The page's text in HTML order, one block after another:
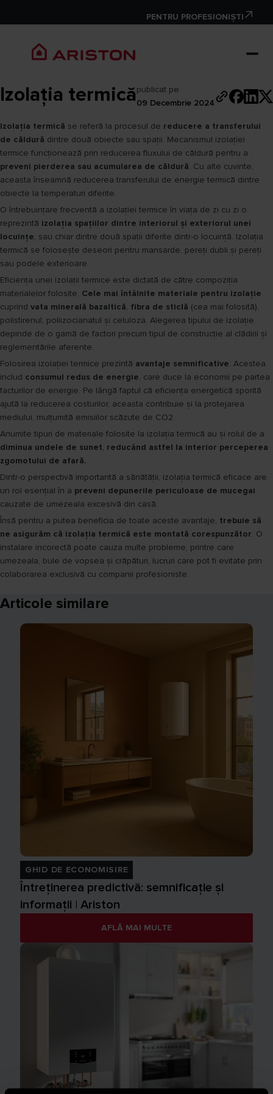
PENTRU PROFESIONIȘTI
Izolația termicăpublicat pe
09 Decembrie 2024
Izolația termică se referă la procesul de reducere a transferului
de căldură dintre două obiecte sau spații. Mecanismul izolației
termice funcționează prin reducerea fluxului de căldură pentru a
preveni pierderea sau acumularea de căldură. Cu alte cuvinte,
aceasta înseamnă reducerea transferului de energie termică dintre
obiecte la temperaturi diferite.
O întrebuințare frecventă a izolației termice în viața de zi cu zi o
reprezintă izolația spațiilor dintre interiorul și exteriorul unei
locuințe, sau chiar dintre două spații diferite dintr-o locuință. Izolația
termică se folosește deseori pentru mansarde, pereți dubli și pereți
sau podele exterioare.
Eficiența unei izolații termice este dictată de către compoziția
materialelor folosite. Cele mai întâlnite materiale pentru izolație
cuprind vata minerală bazaltică, fibra de sticlă (cea mai folosită),
polistirenul, poliizocianatul și celuloza. Alegerea tipului de izolație
depinde de o gamă de factori precum tipul de construcție al clădirii și
reglementările aferente.
Folosirea izolației termice prezintă avantaje semnificative. Acestea
includ consumul redus de energie, care duce la economii pe partea
facturilor de energie. Pe lângă faptul că eficiența energetică sporită
ajută la reducerea costurilor, aceasta contribuie și la protejarea
mediului, mulțumită emisiilor scăzute de CO2.
Anumite tipuri de materiale folosite la izolația termică au și rolul de a
diminua undele de sunet, reducând astfel la interior perceperea
zgomotului de afară.
Dintr-o perspectivă importantă a sănătății, izolația termică eficace are
un rol esențial în a preveni depunerile periculoase de mucegai
cauzate de umezeala excesivă din casă.
Însă pentru a putea beneficia de toate aceste avantaje, trebuie să
ne asigurăm că izolația termică este montată corespunzător. O
instalare incorectă poate cauza multe probleme, printre care
umezeala, bule de vopsea și crăpături, lucruri care pot fi evitate prin
colaborarea exclusivă cu companii profesioniste.
Articole similare
GHID DE ECONOMISIRE
Întreținerea predictivă: semnificație și
informații | Ariston
AFLĂ MAI MULTE